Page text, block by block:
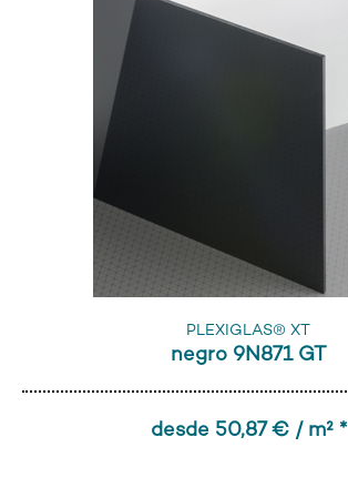
PLEXIGLAS® XT
negro 9N871 GT
desde 50,87 € / m² *